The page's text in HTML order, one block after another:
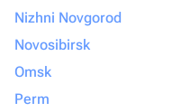
Nizhni Novgorod
Novosibirsk
Omsk
Perm